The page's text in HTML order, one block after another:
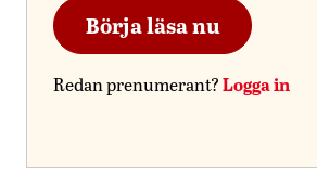
Börja läsa nu
Redan prenumerant?Logga in